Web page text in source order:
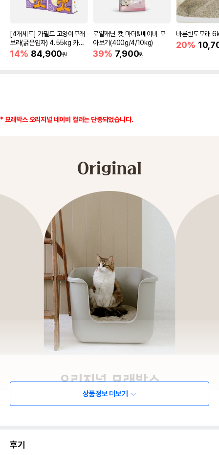
[4개세트] 가필드 고양이모래
보라(굵은입자) 4.55kg 카사
바모래
14% 84,900원
로얄캐닌 캣 마더&베이비 모
아보기(400g/4/10kg)
39% 7,900원
바른벤토모래
20%
* 묘래박스 오리지널 네이비 컬러는 단종되었습니다.
상품정보 더보기
후기